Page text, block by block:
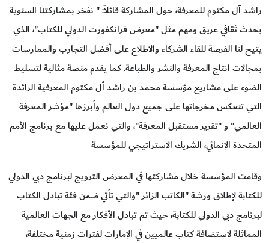
راشد آل مكتوم للمعرفة، حول المشاركة قائلاً: " نفخر بمشاركتنا السنوية
بحدث ثقافي عريق ومهم مثل "معرض فرانكفورت الدولي للكتاب"، الذي
يتيح لنا الفرصة للقاء الشركاء والاطلاع على أفضل التجارب والممارسات
بمجالات انتاج المعرفة والنشر والطباعة. كما يقدم منصة مثالية لتسليط
الضوء على مشاريع مؤسسة محمد بن راشد أل مكتوم المعرفية الرائدة
التي تنعكس مخرجاتها على جميع دول العالم وأبرزها "مؤشر المعرفة
العالمي" و "تقرير مستقبل المعرفة"، والتي نعمل عليها مع برنامج الأمم
المتحدة الإنمائي، الشريك الاستراتيجي للمؤسسة
وقامت المؤسسة خلال مشاركتها في المعرض الترويج لبرنامج دبي الدولي
للكتابة لإطلاق ورشة "الكاتب الزائر "والتي تأتي ضمن فئة تبادل الكتاب
لبرنامج دبي الدولي للكتابة، حيث تم تبادل الأفكار مع الجهات العالمية
المماثلة لاستضافة كتاب عالميين في الإمارات لفترات زمنية مختلفة،